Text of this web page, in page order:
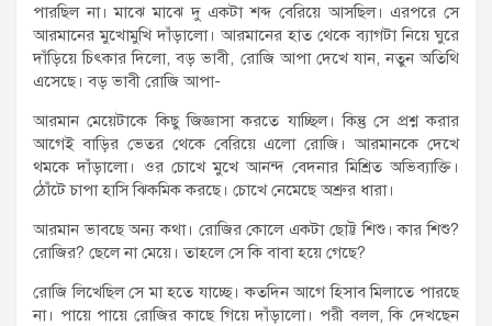
পারছিল না। মাঝে মাঝে দু একটা শব্দ বেরিয়ে আসছিল। এরপরে সে
আরমানের মুখোমুখি দাঁড়ালো। আরমানের হাত থেকে ব্যাগটা নিয়ে ঘুরে
দাঁড়িয়ে চিৎকার দিলো, বড় ভাবী, রোজি আপা দেখে যান, নতুন অতিথি
এসেছে। বড় ভাবী রোজি আপা-
আরমান মেয়েটাকে কিছু জিজ্ঞাসা করতে যাচ্ছিল। কিন্তু সে প্রশ্ন করার
আগেই বাড়ির ভেতর থেকে বেরিয়ে এলো রোজি। আরমানকে দেখে
থমকে দাঁড়ালো। ওর চোখে মুখে আনন্দ বেদনার মিশ্রিত অভিব্যাক্তি।
ঠোঁটে চাপা হাসি ঝিকমিক করছে। চোখে নেমেছে অশ্রুর ধারা।
আরমান ভাবছে অন্য কথা। রোজির কোলে একটা ছোট্ট শিশু। কার শিশু?
রোজির? ছেলে না মেয়ে। তাহলে সে কি বাবা হয়ে গেছে?
রোজি লিখেছিল সে মা হতে যাচ্ছে। কতদিন আগে হিসাব মিলাতে পারছে
না। পায়ে পায়ে রোজির কাছে গিয়ে দাঁড়ালো। পরী বলল, কি দেখছেন